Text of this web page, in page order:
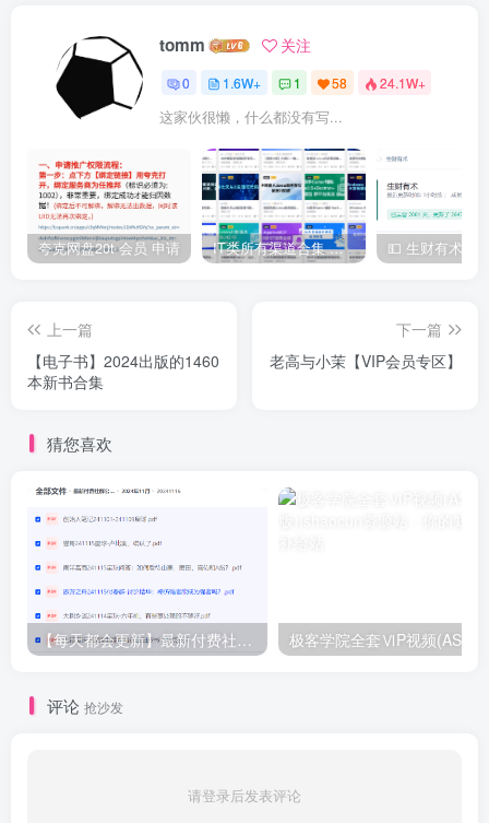
tomm 关注
0 1.6W+ 1 58 24.1W+
这家伙很懒，什么都没有写...
夸克网盘20t 会员 申请 IT类所有渠道合集 持续日更，目前近四千多条资源 年费用户微信私信获取权限
上一篇
【电子书】2024出版的1460
本新书合集
下一篇
老高与小茉【VIP会员专区】
猜您喜欢
【每天都会更新】最新付费社群公众号文章 极客学院全套ⅥP视频(AS版)
评论 抢沙发
请登录后发表评论